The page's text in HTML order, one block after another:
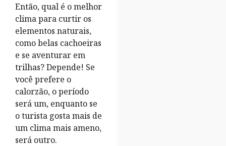
Então, qual é o melhor
clima para curtir os
elementos naturais,
como belas cachoeiras
e se aventurar em
trilhas? Depende! Se
você prefere o
calorzão, o período
será um, enquanto se
o turista gosta mais de
um clima mais ameno,
será outro.